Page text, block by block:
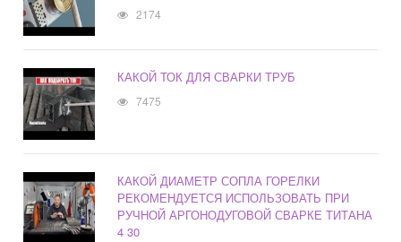
2174
КАКОЙ ТОК ДЛЯ СВАРКИ ТРУБ
7475
КАКОЙ ДИАМЕТР СОПЛА ГОРЕЛКИ
РЕКОМЕНДУЕТСЯ ИСПОЛЬЗОВАТЬ ПРИ
РУЧНОЙ АРГОНОДУГОВОЙ СВАРКЕ ТИТАНА
4 30